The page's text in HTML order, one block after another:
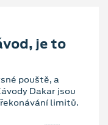
je to
pouště, a
Dakar jsou
limitů.